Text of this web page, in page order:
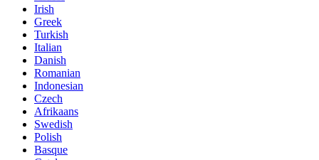
Irish
Greek
Turkish
Italian
Danish
Romanian
Indonesian
Czech
Afrikaans
Swedish
Polish
Basque